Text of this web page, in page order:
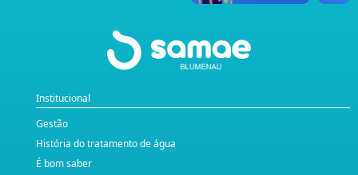
Institucional
Gestão
História do tratamento de água
É bom saber